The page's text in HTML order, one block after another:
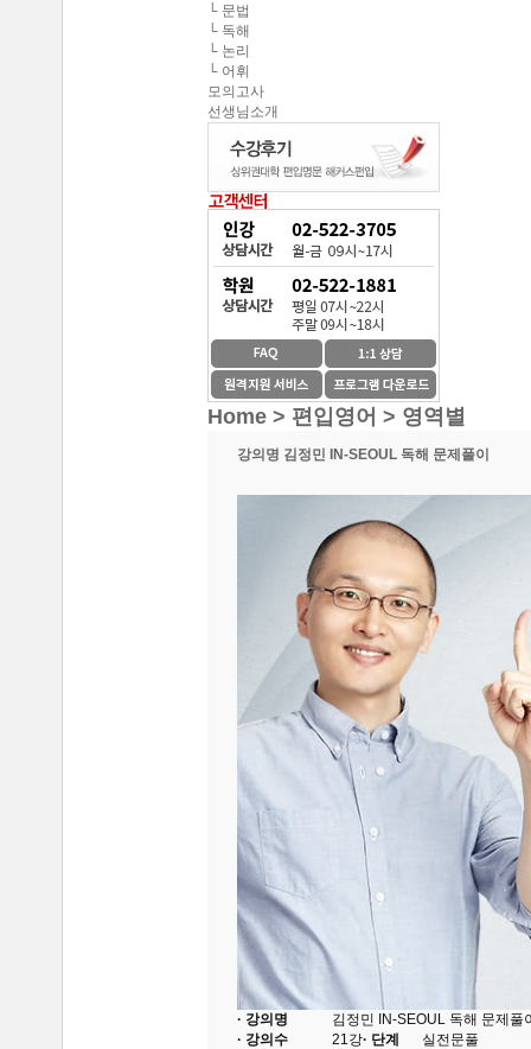
이 달의 베스트강
스타강사진의 강
SNS나 페이지를
환급이라는 조건
수강제한이 없어
방대한 자료와 데
중간에 정리된 자
건국대학교 최종합격 이*준
성균관대학교 최종합격 정*림
중앙대학교 최종합격 이*영
건국대학교 최종합격 정*훈
이화여자대학교 최종합격 김*현
중앙대학교 최종합격 이*준
서울시립대학교 최종합격 한*현
홍익대학교 최종합격 김*영
중앙대학교 최종합격 김*현
한국외국어대학교 최종합격 김*진
중앙대학교 최종합격 한*현
└ 문법
└ 독해
└ 논리
└ 어휘
모의고사
선생님소개
Home > 편입영어 > 영역별
강의명 김정민 IN-SEOUL 독해 문제풀이
· 강의명
김정민 IN-SEOUL 독해 문제풀
· 강의수
21강· 단계
실전문풀